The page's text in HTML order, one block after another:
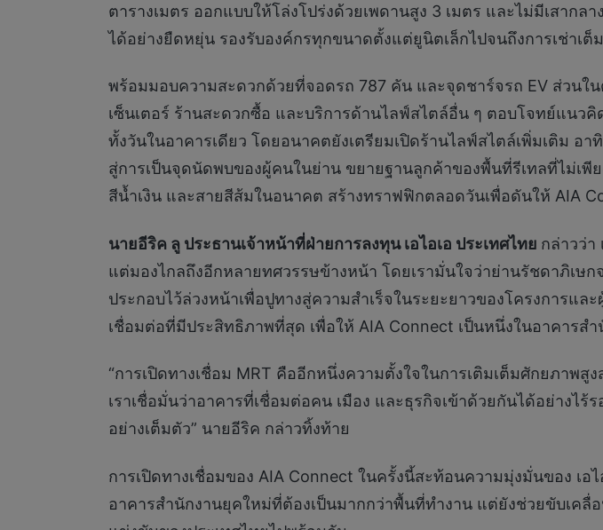
ตารางเมตร ออกแบบให้โล่งโปร่งด้วยเพดานสูง 3 เมตร และไม่มีเสาก
ได้อย่างยืดหยุ่น รองรับองค์กรทุกขนาดตั้งแต่ยูนิตเล็กไปจนถึงการเช่าเต็
พร้อมมอบความสะดวกด้วยที่จอดรถ 787 คัน และจุดชาร์จรถ EV ส่วน
เซ็นเตอร์ ร้านสะดวกซื้อ และบริการด้านไลฟ์สไตล์อื่น ๆ ตอบโจทย์แน
ทั้งวันในอาคารเดียว โดยอนาคตยังเตรียมเปิดร้านไลฟ์สไตล์เพิ่มเติม
สู่การเป็นจุดนัดพบของผู้คนในย่าน ขยายฐานลูกค้าของพื้นที่รีเทลที่ไม่เ
สีน้ำเงิน และสายสีส้มในอนาคต สร้างทราฟฟิกตลอดวันเพื่อดันให้ AIA
นายอีริค ลู ประธานเจ้าหน้าที่ฝ่ายการลงทุน เอไอเอ ประเทศไทย กล่าวว่า
แต่มองไกลถึงอีกหลายทศวรรษข้างหน้า โดยเรามั่นใจว่าย่านรัชดาภิเษ
ประกอบไว้ล่วงหน้าเพื่อปูทางสู่ความสำเร็จในระยะยาวของโครงการแ
เชื่อมต่อที่มีประสิทธิภาพที่สุด เพื่อให้ AIA Connect เป็นหนึ่งในอาคารส
“การเปิดทางเชื่อม MRT คืออีกหนึ่งความตั้งใจในการเติมเต็มศักยภาพ
เราเชื่อมั่นว่าอาคารที่เชื่อมต่อคน เมือง และธุรกิจเข้าด้วยกันได้อย่างไ
อย่างเต็มตัว” นายอีริค กล่าวทิ้งท้าย
การเปิดทางเชื่อมของ AIA Connect ในครั้งนี้สะท้อนความมุ่งมั่นของ เ
อาคารสำนักงานยุคใหม่ที่ต้องเป็นมากกว่าพื้นที่ทำงาน แต่ยังช่วยขับเ